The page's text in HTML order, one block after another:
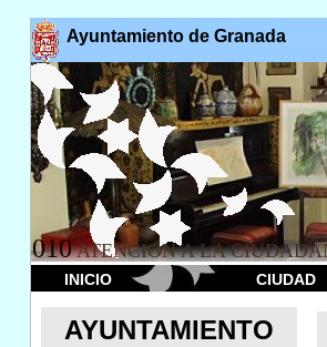
Ayuntamiento de Granada
010 ATENCION A LA
INICIO CIUDAD
AYUNTAMIENTO